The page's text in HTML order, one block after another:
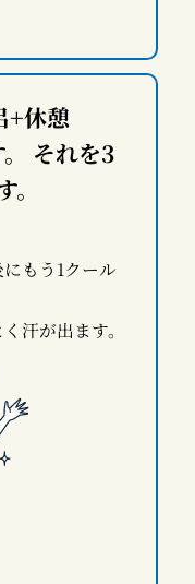
+休憩
それを3
もう1クール
汗が出ます。